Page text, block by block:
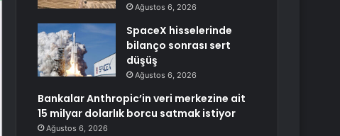
Ağustos 6, 2026
SpaceX hisselerinde
bilanço sonrası sert
düşüş
Ağustos 6, 2026
Bankalar Anthropic’in veri merkezine ait
15 milyar dolarlık borcu satmak istiyor
Ağustos 6, 2026